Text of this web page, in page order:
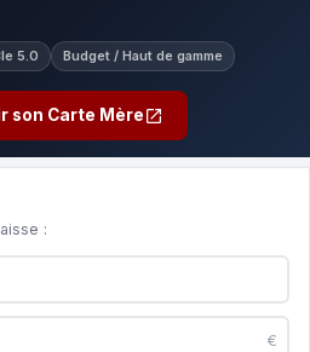
5.0 Budget / Haut de gamme
son Carte Mère
:
€